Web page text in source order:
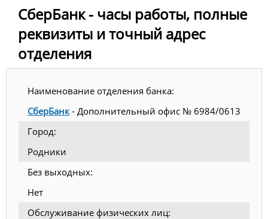
СберБанк - часы работы, полные
реквизиты и точный адрес
отделения
Наименование отделения банка:
СберБанк - Дополнительный офис № 6984/0613
Город:
Родники
Без выходных:
Нет
Обслуживание физических лиц: